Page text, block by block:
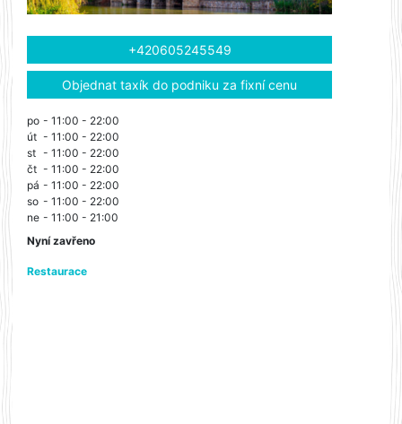
+420605245549
Objednat taxík do podniku za fixní cenu
po - 11:00 - 22:00
út - 11:00 - 22:00
st - 11:00 - 22:00
čt - 11:00 - 22:00
pá - 11:00 - 22:00
so - 11:00 - 22:00
ne - 11:00 - 21:00
Nyní zavřeno
Restaurace